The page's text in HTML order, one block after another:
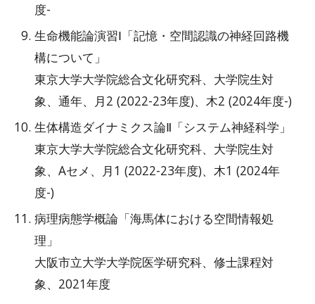
度-
生命機能論演習Ⅰ「記憶・空間認識の神経回路機
構について」
東京大学大学院総合文化研究科、大学院生対
象、通年、月2 (2022-23年度)、木2 (2024年度-)
生体構造ダイナミクス論Ⅱ 「システム神経科学」
東京大学大学院総合文化研究科、大学院生対
象、Aセメ 、月1 (2022-23年度)、木1 (2024年
度-)
病理病態学概論「海馬体における空間情報処
理」
大阪市立大学大学院医学研究科、修士課程対
象、2021年度